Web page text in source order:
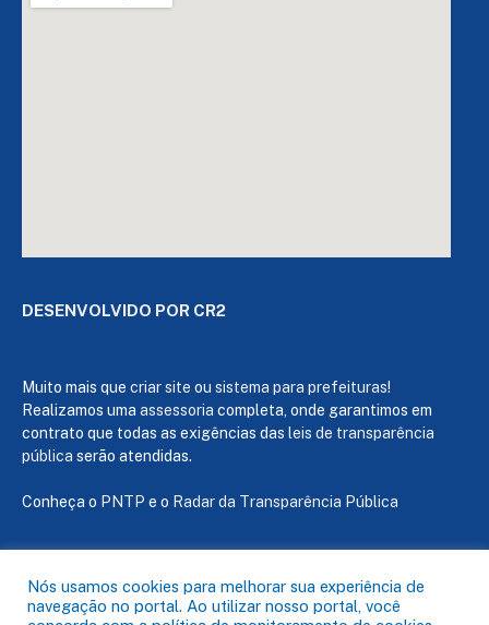
DESENVOLVIDO POR CR2
Muito mais que criar site ou sistema para prefeituras!
Realizamos uma assessoria completa, onde garantimos em
contrato que todas as exigências das leis de transparência
pública serão atendidas.
Conheça o PNTP e o Radar da Transparência Pública
Todos os direitos reservados a Câmara de Capanema
Nós usamos cookies para melhorar sua experiência de
navegação no portal. Ao utilizar nosso portal, você